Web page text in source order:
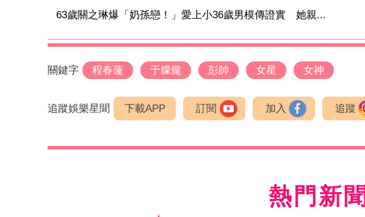
63歲關之琳爆「奶孫戀！」愛上小36歲男模傳證實 她親...
關鍵字 程春蓮 于朦朧 彭帥 女星 女神
追蹤娛樂星聞 下載APP 訂閱 加入 追蹤
熱門新聞